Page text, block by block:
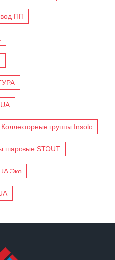
ПП
Коллекторные группы Insolo
шаровые STOUT
Эко